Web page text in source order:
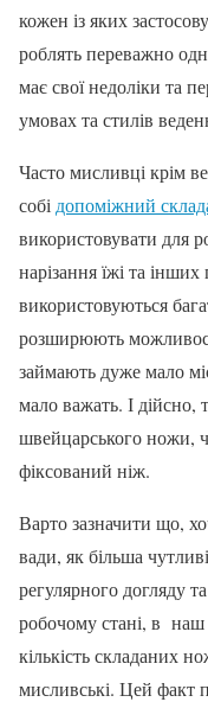
кожен із яких
роблять переважно
має свої недоліки та
умовах та стилів
Часто мисливці крім
собі допоміжний
використовувати для
нарізання їжі та
використовуються
розширюють
займають дуже мало
мало важать. І
швейцарського ножи,
фіксований ніж.
Варто зазначити що,
вади, як більша
регулярного догляду
робочому стані, в
кількість складаних
мисливські. Цей факт